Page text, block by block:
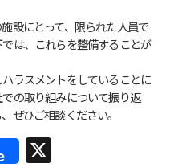
設にとって、限られた人員で
は、これらを整備することが
ラスメントをしていることに
の取り組みについて振り返
ぜひご相談ください。